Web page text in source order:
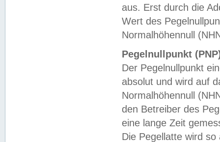
aus. Erst durch die
Wert des
Normalhöhennull
Pegelnullpunkt
Der Pegelnullpunkt
absolut und wird auf
Normalhöhennull
den Betreiber des
eine lange Zeit
Die Pegellatte wird